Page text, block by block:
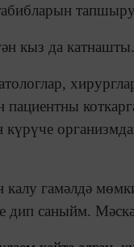
кыз да
пациентны
гамәлдә
саныйм.